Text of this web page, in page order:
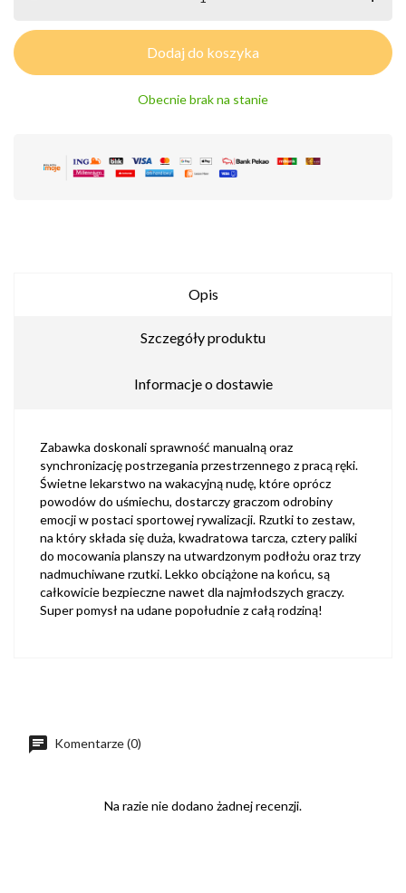
Dodaj do koszyka
Obecnie brak na stanie
Opis
Szczegóły produktu
Informacje o dostawie
Zabawka doskonali sprawność manualną oraz
synchronizację postrzegania przestrzennego z pracą ręki.
Świetne lekarstwo na wakacyjną nudę, które oprócz
powodów do uśmiechu, dostarczy graczom odrobiny
emocji w postaci sportowej rywalizacji. Rzutki to zestaw,
na który składa się duża, kwadratowa tarcza, cztery paliki
do mocowania planszy na utwardzonym podłożu oraz trzy
nadmuchiwane rzutki. Lekko obciążone na końcu, są
całkowicie bezpieczne nawet dla najmłodszych graczy.
Super pomysł na udane popołudnie z całą rodziną!
Komentarze (0)
Na razie nie dodano żadnej recenzji.